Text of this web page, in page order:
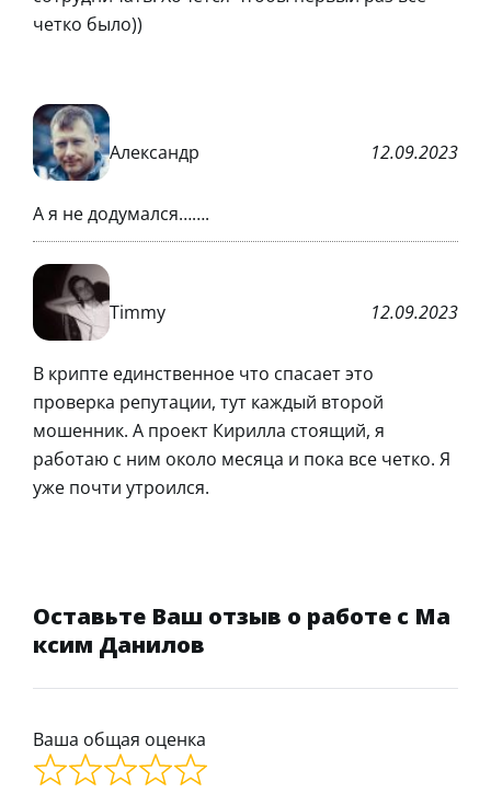
четко было))
Александр 12.09.2023
А я не додумался…….
Timmy 12.09.2023
В крипте единственное что спасает это
проверка репутации, тут каждый второй
мошенник. А проект Кирилла стоящий, я
работаю с ним около месяца и пока все четко. Я
уже почти утроился.
Оставьте Ваш отзыв о работе с Ма
ксим Данилов
Ваша общая оценка